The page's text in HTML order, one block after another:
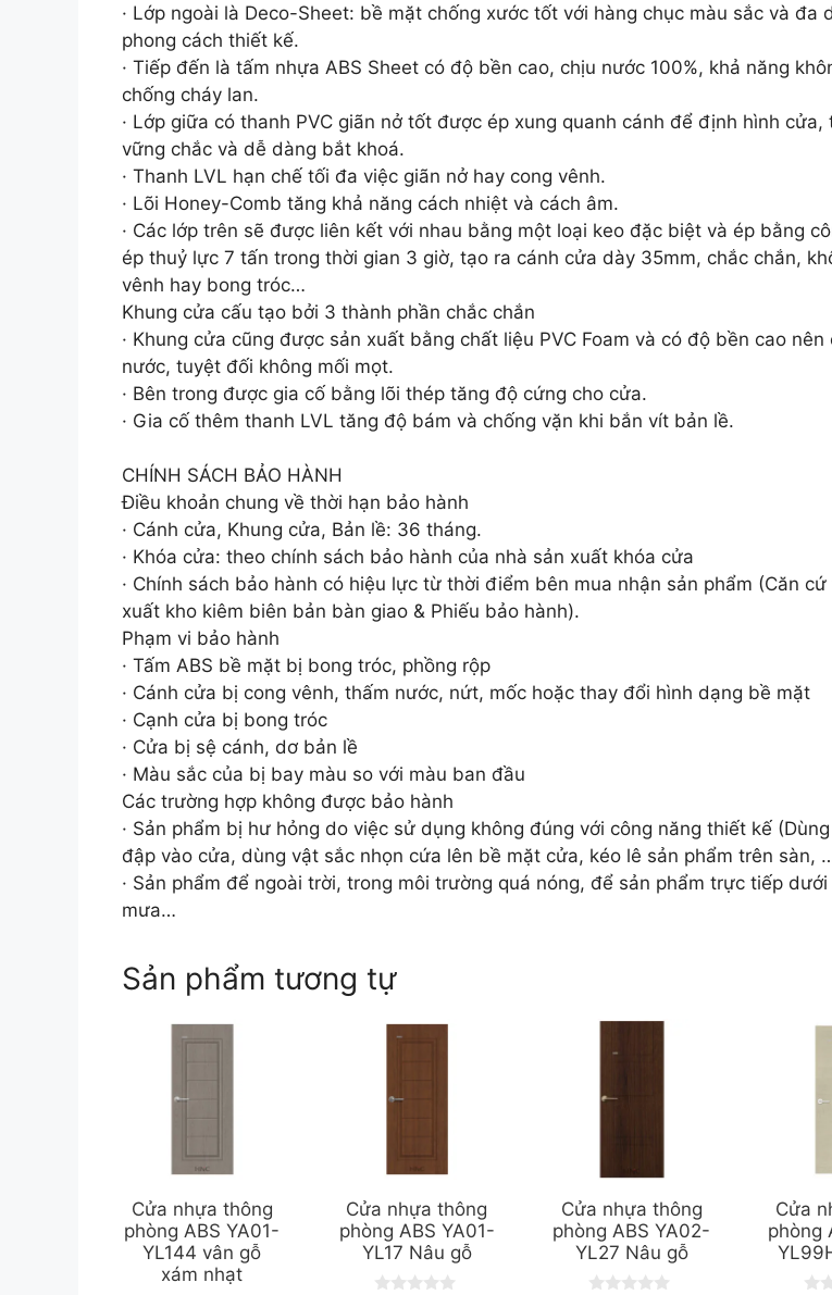
· Lớp ngoài là Deco-Sheet: bề mặt chống xước tốt với hàng chục màu sắc và đa
phong cách thiết kế.
· Tiếp đến là tấm nhựa ABS Sheet có độ bền cao, chịu nước 100%, khả năng
chống cháy lan.
· Lớp giữa có thanh PVC giãn nở tốt được ép xung quanh cánh để định hình cửa,
vững chắc và dễ dàng bắt khoá.
· Thanh LVL hạn chế tối đa việc giãn nở hay cong vênh.
· Lõi Honey-Comb tăng khả năng cách nhiệt và cách âm.
· Các lớp trên sẽ được liên kết với nhau bằng một loại keo đặc biệt và ép bằng
ép thuỷ lực 7 tấn trong thời gian 3 giờ, tạo ra cánh cửa dày 35mm, chắc chắn,
vênh hay bong tróc…
Khung cửa cấu tạo bởi 3 thành phần chắc chắn
· Khung cửa cũng được sản xuất bằng chất liệu PVC Foam và có độ bền cao nên
nước, tuyệt đối không mối mọt.
· Bên trong được gia cố bằng lõi thép tăng độ cứng cho cửa.
· Gia cố thêm thanh LVL tăng độ bám và chống vặn khi bắn vít bản lề.
CHÍNH SÁCH BẢO HÀNH
Điều khoản chung về thời hạn bảo hành
· Cánh cửa, Khung cửa, Bản lề: 36 tháng.
· Khóa cửa: theo chính sách bảo hành của nhà sản xuất khóa cửa
· Chính sách bảo hành có hiệu lực từ thời điểm bên mua nhận sản phẩm (Căn cứ
xuất kho kiêm biên bản bàn giao & Phiếu bảo hành).
Phạm vi bảo hành
· Tấm ABS bề mặt bị bong tróc, phồng rộp
· Cánh cửa bị cong vênh, thấm nước, nứt, mốc hoặc thay đổi hình dạng bề mặt
· Cạnh cửa bị bong tróc
· Cửa bị sệ cánh, dơ bản lề
· Màu sắc của bị bay màu so với màu ban đầu
Các trường hợp không được bảo hành
· Sản phẩm bị hư hỏng do việc sử dụng không đúng với công năng thiết kế
đập vào cửa, dùng vật sắc nhọn cứa lên bề mặt cửa, kéo lê sản phẩm trên sàn,
· Sản phẩm để ngoài trời, trong môi trường quá nóng, để sản phẩm trực tiếp
mưa…
Sản phẩm tương tự
Cửa nhựa thông
phòng ABS YA01-
YL144 vân gỗ
xám nhạt
Cửa nhựa thông
phòng ABS YA01-
YL17 Nâu gỗ
Cửa nhựa thông
phòng ABS YA02-
YL27 Nâu gỗ
Cửa
phòng